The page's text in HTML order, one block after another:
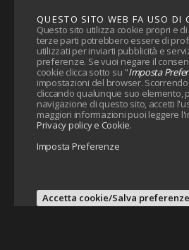
QUESTO SITO WEB FA USO DI
Questo sito utilizza cookie propri e
terze parti potrebbero essere di
utilizzati per inviarti pubblicità e
preferenze. Se vuoi negare il
cookie clicca sotto su "Imposta
impostazioni del browser.
cliccando qualunque suo elemento,
navigazione di questo sito, accetti
maggiori informazioni puoi leggere
Privacy policy e Cookie.
Imposta Preferenze
Accetta cookie/Salva preferenze